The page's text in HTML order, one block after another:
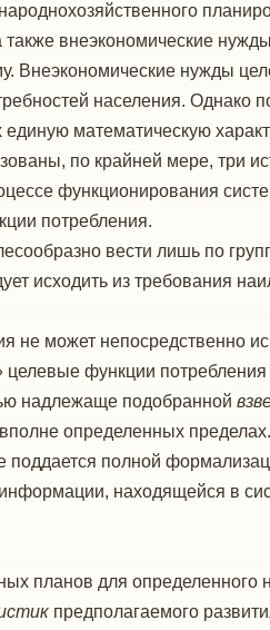
внеэкономические
Вне­экономические нужды
населения. Однако
единую математическую
по крайней мере, три
функционирования
потребления.
вести лишь по
ис­ходить из требования
может непосредственно
целе­вые функции
надлежаще подобранной
определенных пределах.
полной
находящейся в
планов для
предполагаемого